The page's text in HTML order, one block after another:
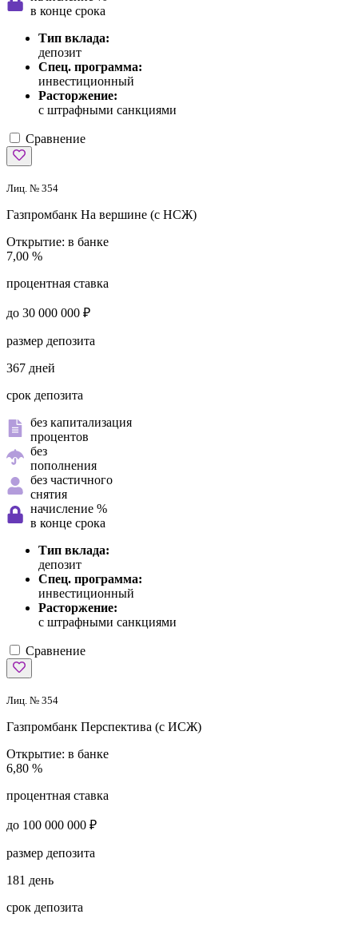
в конце срока
Тип вклада:
депозит
Спец. программа:
инвестиционный
Расторжение:
с штрафными санкциями
Сравнение
Лиц. № 354
Газпромбанк На вершине (с НСЖ)
Открытие: в банке
7,00 %
процентная ставка
до 30 000 000 ₽
размер депозита
367 дней
срок депозита
без капитализация
процентов
без
пополнения
без частичного
снятия
начисление %
в конце срока
Тип вклада:
депозит
Спец. программа:
инвестиционный
Расторжение:
с штрафными санкциями
Сравнение
Лиц. № 354
Газпромбанк Перспектива (с ИСЖ)
Открытие: в банке
6,80 %
процентная ставка
до 100 000 000 ₽
размер депозита
181 день
срок депозита